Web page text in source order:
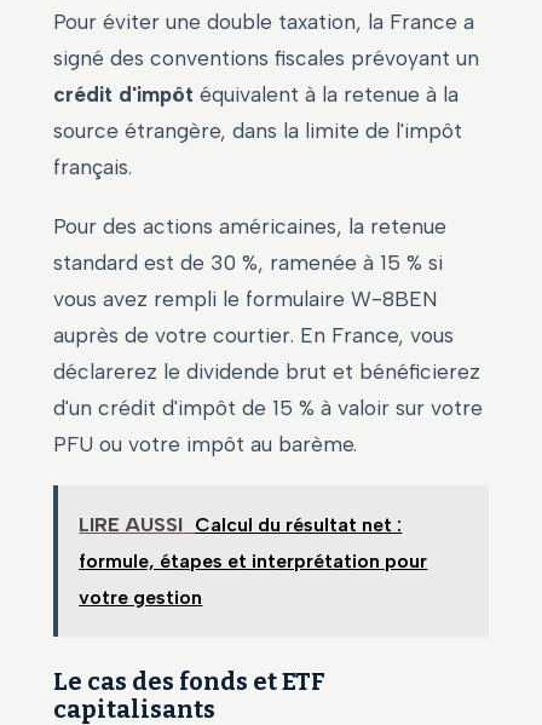
Pour éviter une double taxation, la France a
signé des conventions fiscales prévoyant un
crédit d'impôt équivalent à la retenue à la
source étrangère, dans la limite de l'impôt
français.
Pour des actions américaines, la retenue
standard est de 30 %, ramenée à 15 % si
vous avez rempli le formulaire W-8BEN
auprès de votre courtier. En France, vous
déclarerez le dividende brut et bénéficierez
d'un crédit d'impôt de 15 % à valoir sur votre
PFU ou votre impôt au barème.
LIRE AUSSI Calcul du résultat net :
formule, étapes et interprétation pour
votre gestion
Le cas des fonds et ETF
capitalisants